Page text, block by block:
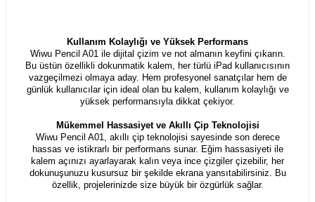
Kullanım Kolaylığı ve Yüksek Performans
Wiwu Pencil A01 ile dijital çizim ve not almanın keyfini çıkarın.
Bu üstün özellikli dokunmatik kalem, her türlü iPad kullanıcısının
vazgeçilmezi olmaya aday. Hem profesyonel sanatçılar hem de
günlük kullanıcılar için ideal olan bu kalem, kullanım kolaylığı ve
yüksek performansıyla dikkat çekiyor.
Mükemmel Hassasiyet ve Akıllı Çip Teknolojisi
Wiwu Pencil A01, akıllı çip teknolojisi sayesinde son derece
hassas ve istikrarlı bir performans sunar. Eğim hassasiyeti ile
kalem açınızı ayarlayarak kalın veya ince çizgiler çizebilir, her
dokunuşunuzu kusursuz bir şekilde ekrana yansıtabilirsiniz. Bu
özellik, projelerinizde size büyük bir özgürlük sağlar.